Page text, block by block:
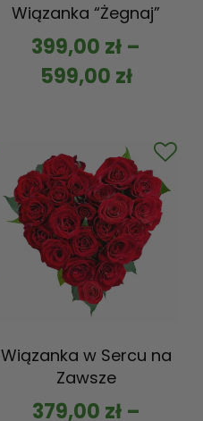
Wiązanka “Żegnaj”
399,00 zł –
599,00 zł
Wiązanka w Sercu na
Zawsze
379,00 zł–